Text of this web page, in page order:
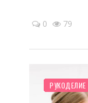
0 79
НОВОСТИ
СЕМЬЯ
ДЕТЯМ
ЗДОРОВЬЕ
КРАСОТА
РЕБЕНОК
ТВОРЧЕСТВО
ПРАЗДНИКИ
ПСИХОЛОГИЯ
СТАРШЕ
МУЗЫКА
РУКОДЕЛИЕ